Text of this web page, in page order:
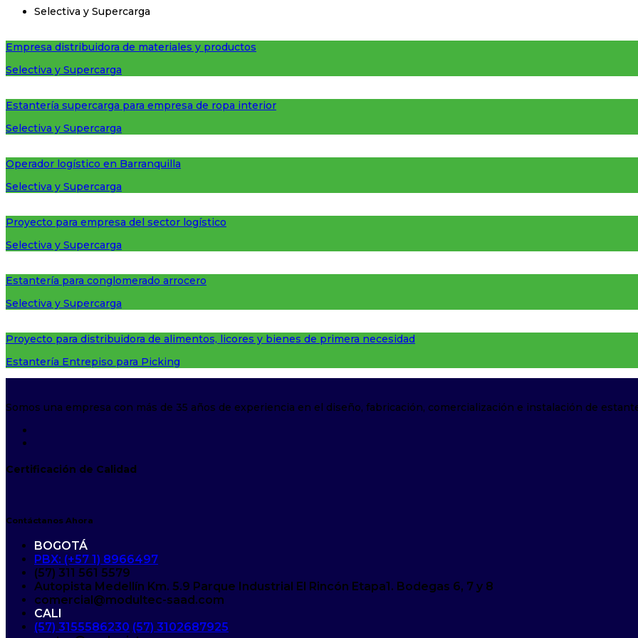
Selectiva y Supercarga
Empresa distribuidora de materiales y productos
Selectiva y Supercarga
Estantería supercarga para empresa de ropa interior
Selectiva y Supercarga
Operador logístico en Barranquilla
Selectiva y Supercarga
Proyecto para empresa del sector logístico
Selectiva y Supercarga
Estantería para conglomerado arrocero
Selectiva y Supercarga
Proyecto para distribuidora de alimentos, licores y bienes de primera necesidad
Estantería Entrepiso para Picking
Somos una empresa con más de 35 años de experiencia en el diseño, fabricación, comercialización e instalación de
Certificación de Calidad
Contáctanos Ahora
BOGOTÁ
PBX: (+57 1) 8966497
(57) 311 561 5579
Autopista Medellín Km. 5.9 Parque Industrial El Rincón Etapa1. Bodegas 6, 7 y 8
comercial@modultec-saad.com
CALI
(57) 3155586230 (57) 3102687925